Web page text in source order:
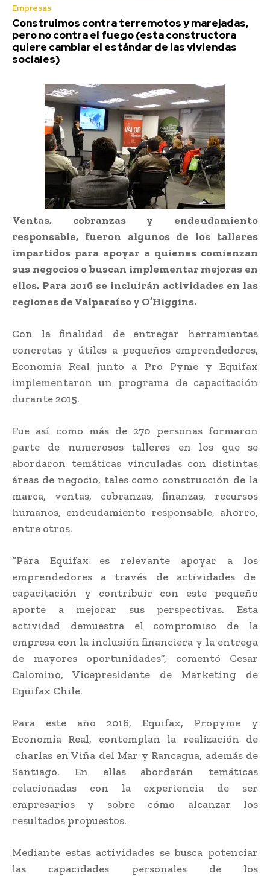
Empresas
Construimos contra terremotos y marejadas,
pero no contra el fuego (esta constructora
quiere cambiar el estándar de las viviendas
sociales)
Ventas, cobranzas y endeudamiento
responsable, fueron algunos de los talleres
impartidos para apoyar a quienes comienzan
sus negocios o buscan implementar mejoras en
ellos. Para 2016 se incluirán actividades en las
regiones de Valparaíso y O’Higgins.
Con la finalidad de entregar herramientas
concretas y útiles a pequeños emprendedores,
Economía Real junto a Pro Pyme y Equifax
implementaron un programa de capacitación
durante 2015.
Fue así como más de 270 personas formaron
parte de numerosos talleres en los que se
abordaron temáticas vinculadas con distintas
áreas de negocio, tales como construcción de la
marca, ventas, cobranzas, finanzas, recursos
humanos, endeudamiento responsable, ahorro,
entre otros.
“Para Equifax es relevante apoyar a los
emprendedores a través de actividades de
capacitación y contribuir con este pequeño
aporte a mejorar sus perspectivas. Esta
actividad demuestra el compromiso de la
empresa con la inclusión financiera y la entrega
de mayores oportunidades”, comentó Cesar
Calomino, Vicepresidente de Marketing de
Equifax Chile.
Para este año 2016, Equifax, Propyme y
Economía Real, contemplan la realización de
charlas en Viña del Mar y Rancagua, además de
Santiago. En ellas abordarán temáticas
relacionadas con la experiencia de ser
empresarios y sobre cómo alcanzar los
resultados propuestos.
Mediante estas actividades se busca potenciar
las capacidades personales de los